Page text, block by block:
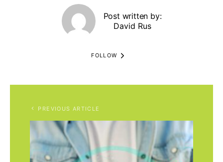
Post written by:
David Rus
FOLLOW
PREVIOUS ARTICLE